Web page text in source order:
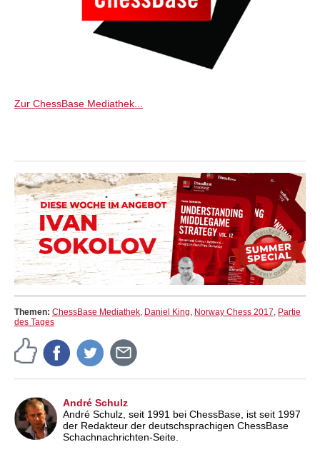
Zur ChessBase Mediathek...
Themen: ChessBase Mediathek, Daniel King, Norway Chess 2017, Partie
des Tages
André Schulz
André Schulz, seit 1991 bei ChessBase, ist seit 1997
der Redakteur der deutschsprachigen ChessBase
Schachnachrichten-Seite.